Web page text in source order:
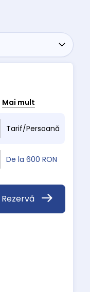
Mai mult
Tarif/Persoană
De la600 RON
Rezervă